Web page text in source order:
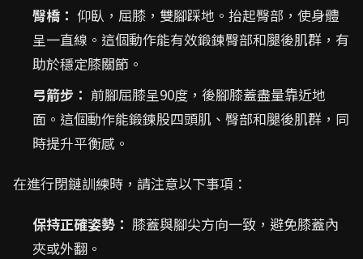
臀橋： 仰臥，屈膝，雙腳踩地。抬起臀部，使身體
呈一直線。這個動作能有效鍛鍊臀部和腿後肌群，有
助於穩定膝關節。
弓箭步： 前腳屈膝呈90度，後腳膝蓋盡量靠近地
面。這個動作能鍛鍊股四頭肌、臀部和腿後肌群，同
時提升平衡感。
在進行閉鏈訓練時，請注意以下事項：
保持正確姿勢： 膝蓋與腳尖方向一致，避免膝蓋內
夾或外翻。